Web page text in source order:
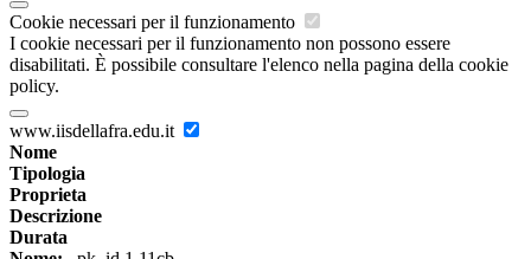
Cookie necessari per il funzionamento
I cookie necessari per il funzionamento non possono essere
disabilitati. È possibile consultare l'elenco nella pagina della cookie
policy.
www.iisdellafra.edu.it
Nome
Tipologia
Proprieta
Descrizione
Durata